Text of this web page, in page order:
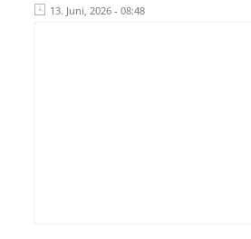
13. Juni, 2026 - 08:48